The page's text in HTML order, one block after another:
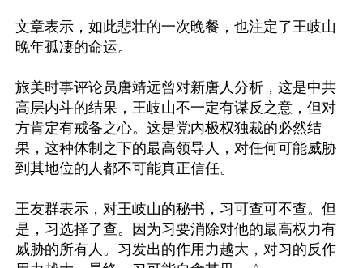
文章表示，如此悲壮的一次晚餐，也注定了王岐山
晚年孤凄的命运。
旅美时事评论员唐靖远曾对新唐人分析，这是中共
高层内斗的结果，王岐山不一定有谋反之意，但对
方肯定有戒备之心。这是党内极权独裁的必然结
果，这种体制之下的最高领导人，对任何可能威胁
到其地位的人都不可能真正信任。
王友群表示，对王岐山的秘书，习可查可不查。但
是，习选择了查。因为习要消除对他的最高权力有
威胁的所有人。习发出的作用力越大，对习的反作